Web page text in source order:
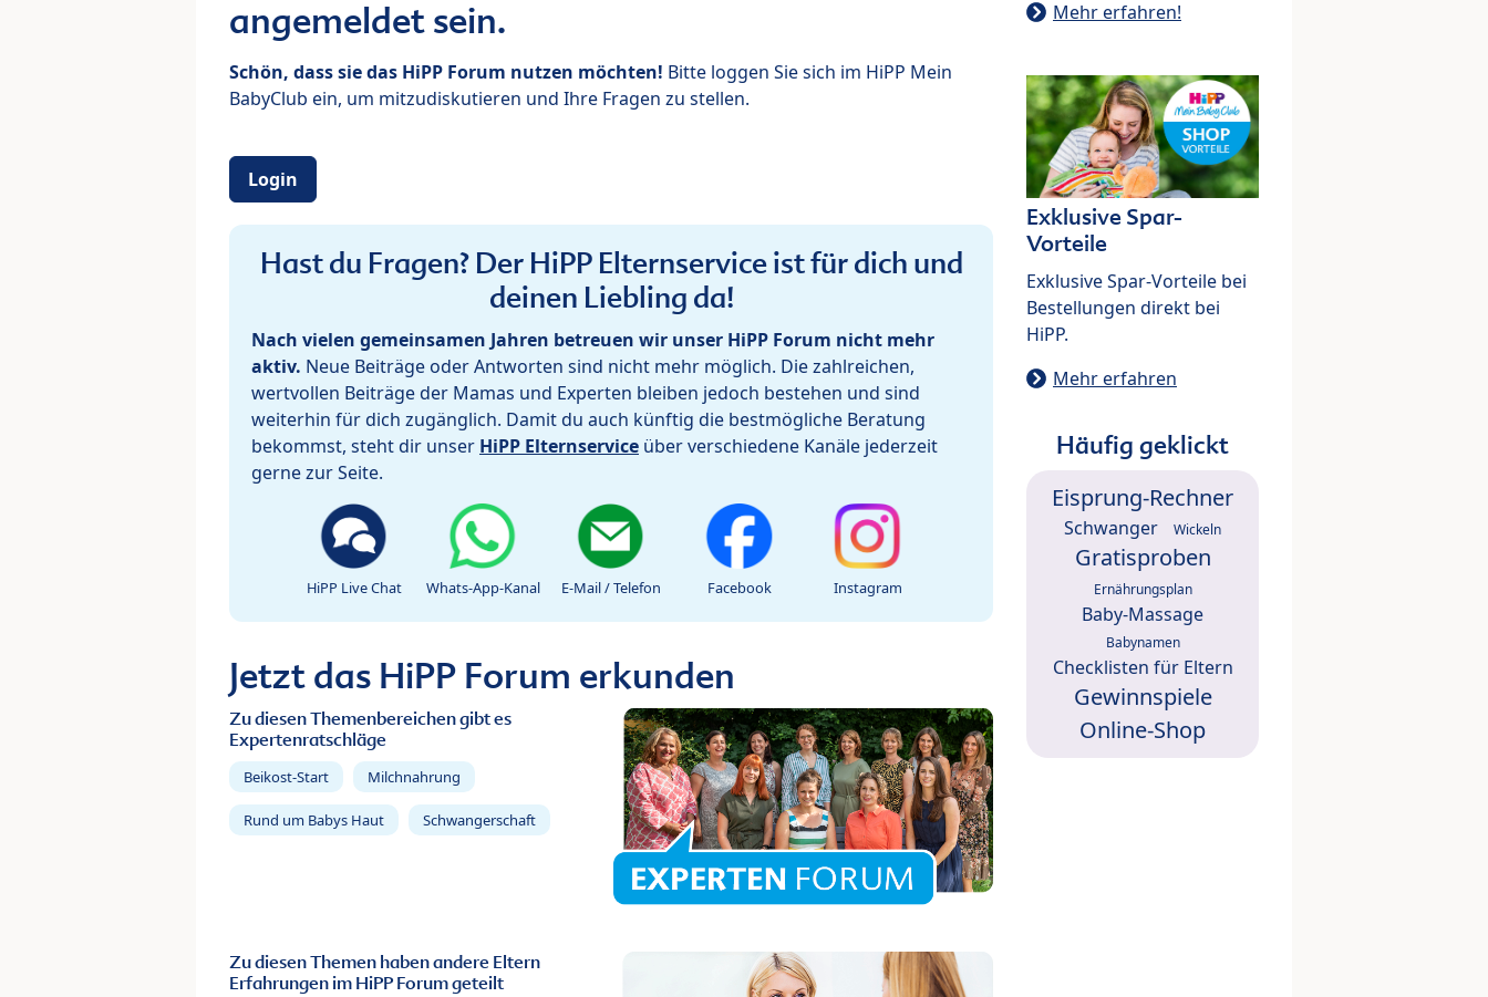
angemeldet sein.
Schön, dass sie das HiPP Forum nutzen möchten! Bitte loggen Sie sich im HiPP Mein
BabyClub ein, um mitzudiskutieren und Ihre Fragen zu stellen.
Login
Hast du Fragen? Der HiPP Elternservice ist für dich und
deinen Liebling da!
Nach vielen gemeinsamen Jahren betreuen wir unser HiPP Forum nicht mehr
aktiv. Neue Beiträge oder Antworten sind nicht mehr möglich. Die zahlreichen,
wertvollen Beiträge der Mamas und Experten bleiben jedoch bestehen und sind
weiterhin für dich zugänglich. Damit du auch künftig die bestmögliche Beratung
bekommst, steht dir unser HiPP Elternservice über verschiedene Kanäle jederzeit
gerne zur Seite.
HiPP Live Chat Whats-App-Kanal E-Mail / Telefon Facebook Instagram
Jetzt das HiPP Forum erkunden
Zu diesen Themenbereichen gibt es
Expertenratschläge
Beikost-Start Milchnahrung
Rund um Babys Haut Schwangerschaft
Zu diesen Themen haben andere Eltern
Erfahrungen im HiPP Forum geteilt
Mehr erfahren!
Exklusive Spar-
Vorteile
Exklusive Spar-Vorteile bei
Bestellungen direkt bei
HiPP.
Mehr erfahren
Häufig geklickt
Eisprung-Rechner
Schwanger Wickeln
Gratisproben
Ernährungsplan
Baby-Massage
Babynamen
Checklisten für Eltern
Gewinnspiele
Online-Shop